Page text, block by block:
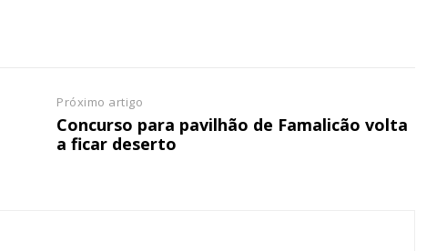
anual
Acesso aos conteúdos
Escolha o
Próximo artigo
Concurso para pavilhão de Famalicão volta
a ficar deserto